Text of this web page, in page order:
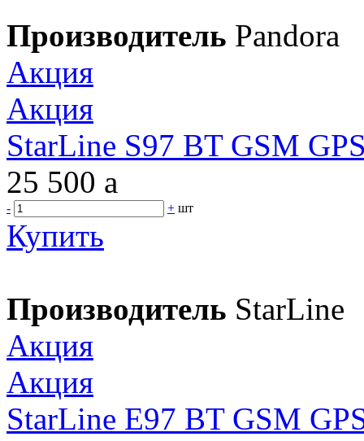
Производитель Pandora
Акция
Акция
StarLine S97 BT GSM
25 500 a
- + шт
Купить
Производитель StarLine
Акция
Акция
StarLine E97 BT GSM